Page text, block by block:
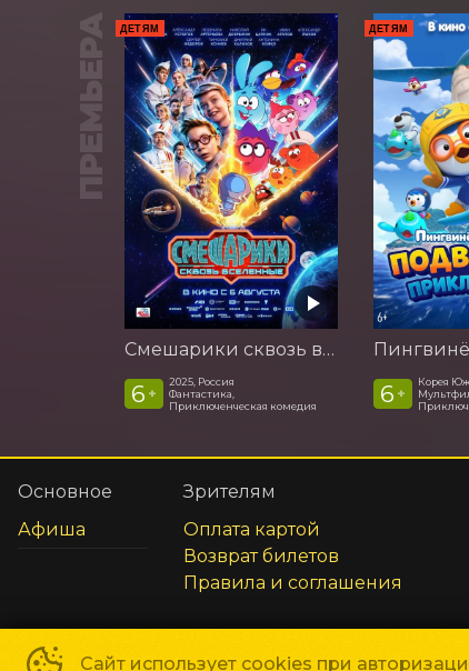
ПРЕМЬЕРА ДЕТЯМ
Смешарики сквозь вселенные
6 +
2025, Россия
Фантастика,
Приключенческая комедия
ДЕТЯМ
6 +
Корея
Сайт использует cookies при
Основное
Афиша
Зрителям
Оплата картой
Возврат билетов
Правила и соглашения